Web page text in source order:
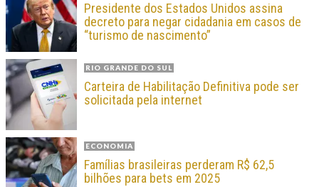
Presidente dos Estados Unidos assina
decreto para negar cidadania em casos de
“turismo de nascimento”
RIO GRANDE DO SUL
Carteira de Habilitação Definitiva pode ser
solicitada pela internet
ECONOMIA
Famílias brasileiras perderam R$ 62,5
bilhões para bets em 2025